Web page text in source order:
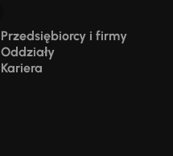
Przedsiębiorcy i firmy
Oddziały
Kariera